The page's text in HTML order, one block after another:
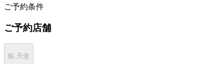
ご予約条件
ご予約店舗
鮨 天使